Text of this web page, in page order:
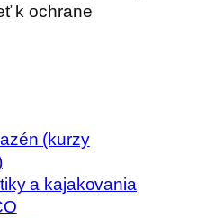
k ochrane
(kurzy
a kajakovania